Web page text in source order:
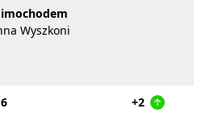
Wyszkoni
+2